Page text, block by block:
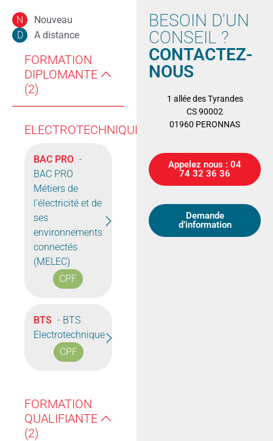
N Nouveau
D A distance
FORMATION
DIPLOMANTE
(2)
ELECTROTECHNIQUE
BAC PRO -
BAC PRO
Métiers de
l'électricité et de
ses
environnements
connectés
(MELEC)
CPF
BTS - BTS
Electrotechnique
CPF
FORMATION
QUALIFIANTE
(2)
BESOIN D'UN
CONSEIL ?
CONTACTEZ-
NOUS
1 allée des Tyrandes
CS 90002
01960 PERONNAS
Appelez nous : 04
74 32 36 36
Demande
d’information